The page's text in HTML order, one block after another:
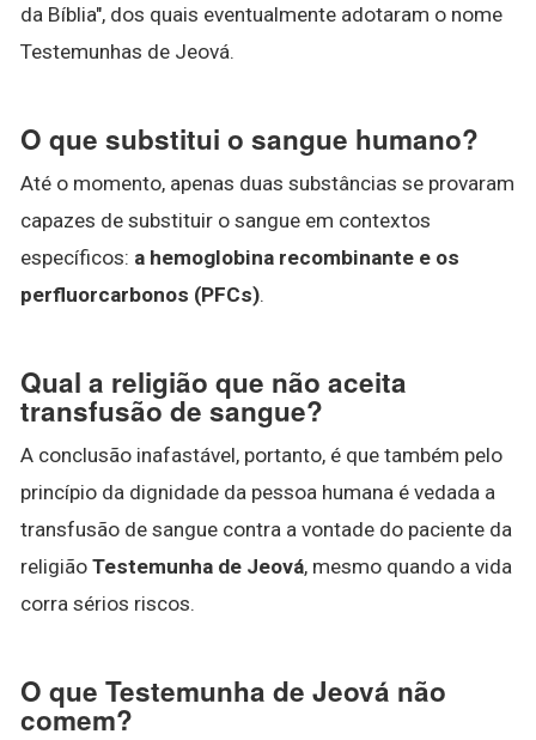
da Bíblia", dos quais eventualmente adotaram o nome
Testemunhas de Jeová.
O que substitui o sangue humano?
Até o momento, apenas duas substâncias se provaram
capazes de substituir o sangue em contextos
específicos: a hemoglobina recombinante e os
perfluorcarbonos (PFCs).
Qual a religião que não aceita
transfusão de sangue?
A conclusão inafastável, portanto, é que também pelo
princípio da dignidade da pessoa humana é vedada a
transfusão de sangue contra a vontade do paciente da
religião Testemunha de Jeová, mesmo quando a vida
corra sérios riscos.
O que Testemunha de Jeová não
comem?